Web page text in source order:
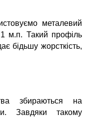
металевий
м.п. Такий профіль
бідьшу жорсткість,
збираються на
Завдяки такому